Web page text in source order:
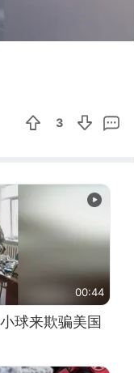
3
00:44
球来欺骗美国